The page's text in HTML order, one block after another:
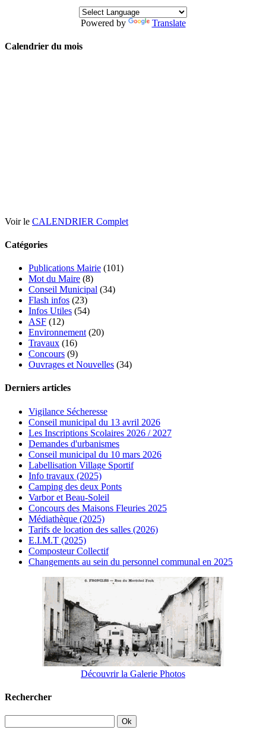
Powered by Translate
Calendrier du mois
Voir le CALENDRIER Complet
Catégories
Publications Mairie (101)
Mot du Maire (8)
Conseil Municipal (34)
Flash infos (23)
Infos Utiles (54)
ASF (12)
Environnement (20)
Travaux (16)
Concours (9)
Ouvrages et Nouvelles (34)
Derniers articles
Vigilance Sécheresse
Conseil municipal du 13 avril 2026
Les Inscriptions Scolaires 2026 / 2027
Demandes d'urbanismes
Conseil municipal du 10 mars 2026
Labellisation Village Sportif
Info travaux (2025)
Camping des deux Ponts
Varbor et Beau-Soleil
Concours des Maisons Fleuries 2025
Médiathèque (2025)
Tarifs de location des salles (2026)
E.I.M.T (2025)
Composteur Collectif
Changements au sein du personnel communal en 2025
Découvrir la Galerie Photos
Rechercher